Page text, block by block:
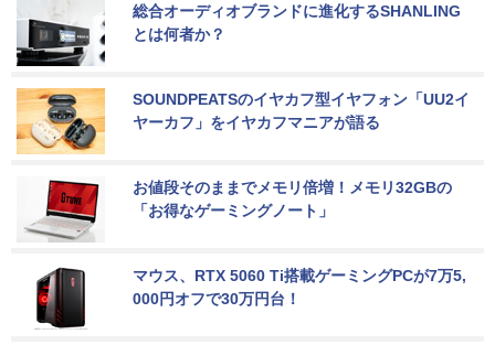
総合オーディオブランドに進化するSHANLING
とは何者か？
SOUNDPEATSのイヤカフ型イヤフォン「UU2イ
ヤーカフ」をイヤカフマニアが語る
お値段そのままでメモリ倍増！メモリ32GBの
「お得なゲーミングノート」
マウス、RTX 5060 Ti搭載ゲーミングPCが7万5,
000円オフで30万円台！